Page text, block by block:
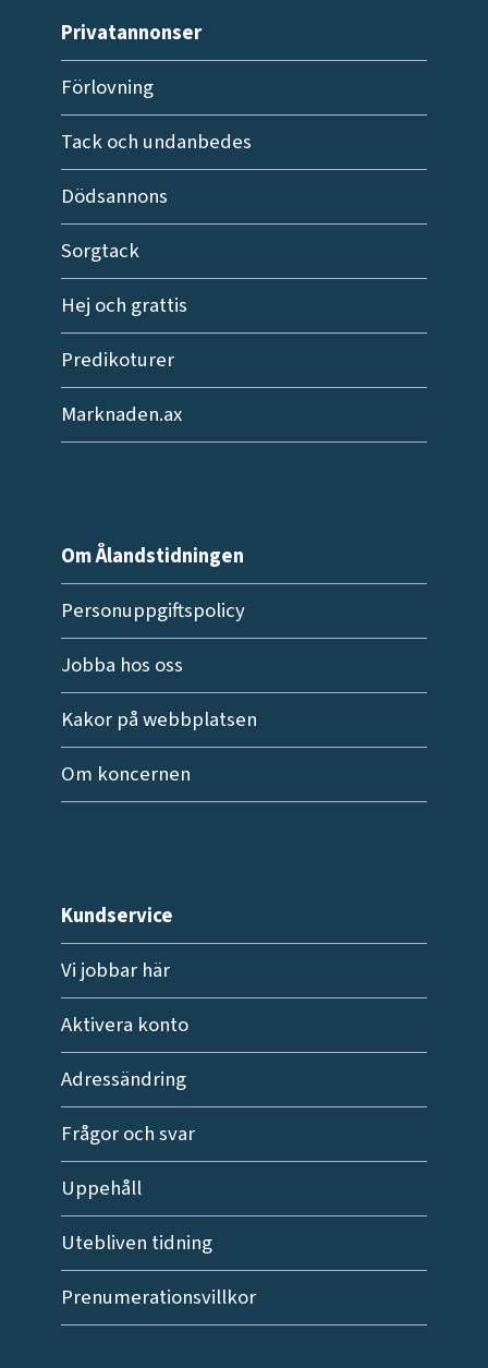
Privatannonser
Förlovning
Tack och undanbedes
Dödsannons
Sorgtack
Hej och grattis
Predikoturer
Marknaden.ax
Om Ålandstidningen
Personuppgiftspolicy
Jobba hos oss
Kakor på webbplatsen
Om koncernen
Kundservice
Vi jobbar här
Aktivera konto
Adressändring
Frågor och svar
Uppehåll
Utebliven tidning
Prenumerationsvillkor